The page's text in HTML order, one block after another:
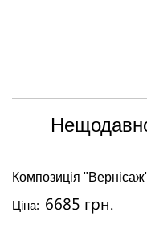
Нещодавно
Композиція
Ціна: 6685 грн.